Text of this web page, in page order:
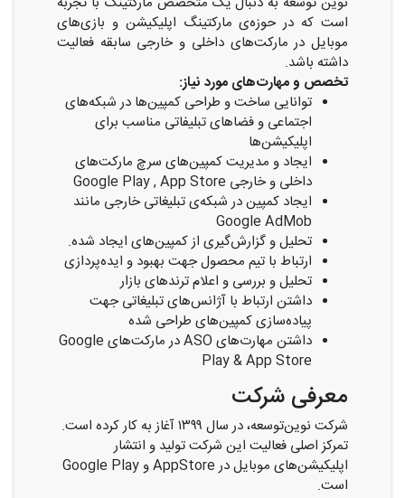
است که در حوزه‌ی مارکتینگ اپلیکیشن و بازی‌های
موبایل در مارکت‌های داخلی و خارجی سابقه فعالیت
داشته باشد.
تخصص و مهارت‌های مورد نیاز:
توانایی ساخت و طراحی کمپین‌ها در شبکه‌های
اجتماعی و فضا‌های تبلیفاتی مناسب برای
اپلیکیشن‌ها
ایجاد و مدیریت کمپین‌های سرچ مارکت‌های
داخلی و خارجی Google Play , App Store
ایجاد کمپین در شبکه‌ی تبلیغاتی خارجی مانند
Google AdMob
تحلیل و گزارش‌گیری از کمپین‌های ایجاد شده.
ارتباط با تیم محصول جهت بهبود و ایده‌پردازی
تحلیل و بررسی و اعلام ترند‌های بازار
داشتن ارتباط با آژانس‌های تبلیغاتی جهت
پیاده‌سازی کمپین‌های طراحی شده
داشتن مهارت‌های ASO در مارکت‌های Google
Play & App Store
معرفی شرکت
شرکت نوین‌توسعه، در سال ۱۳۹۹ آغاز به کار کرده است.
تمرکز اصلی فعالیت این شرکت تولید و انتشار
اپلیکیشن‌های موبایل در AppStore و Google Play
است.